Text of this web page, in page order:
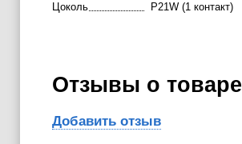
Цоколь P21W (1 контакт)
Отзывы о товаре
Добавить отзыв